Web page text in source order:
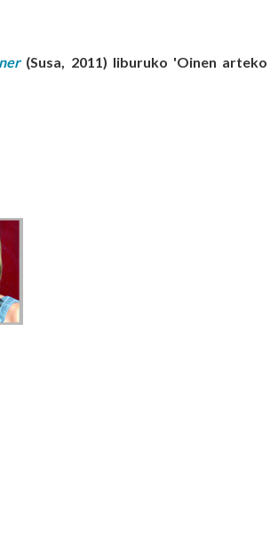
(Susa, 2011) liburuko 'Oinen arteko